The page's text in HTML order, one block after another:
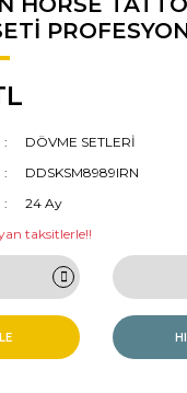
DÖVME SETLERİ
DDSKSM8989IRN
24 Ay
taksitlerle!!